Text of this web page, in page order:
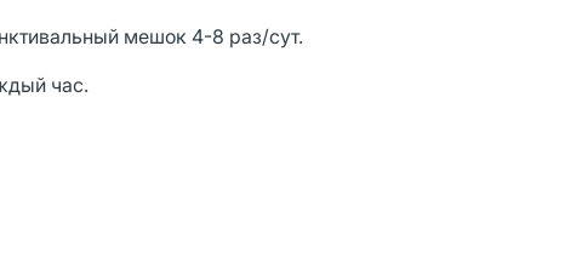
мешок 4-8 раз/сут.
час.